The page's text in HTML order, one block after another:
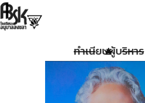
ทำเนียบผู้บริหาร